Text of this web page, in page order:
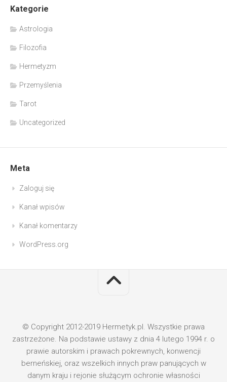
Kategorie
Astrologia
Filozofia
Hermetyzm
Przemyślenia
Tarot
Uncategorized
Meta
Zaloguj się
Kanał wpisów
Kanał komentarzy
WordPress.org
© Copyright 2012-2019 Hermetyk.pl. Wszystkie prawa
zastrzeżone. Na podstawie ustawy z dnia 4 lutego 1994 r. o
prawie autorskim i prawach pokrewnych, konwencji
berneńskiej, oraz wszelkich innych praw panujących w
danym kraju i rejonie służącym ochronie własności